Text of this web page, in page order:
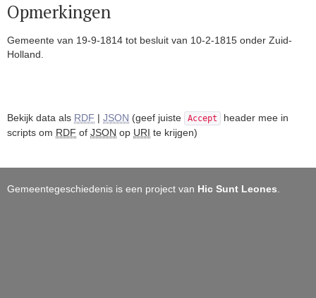
Opmerkingen
Gemeente van 19-9-1814 tot besluit van 10-2-1815 onder Zuid-
Holland.
Bekijk data als RDF | JSON (geef juiste Accept
header mee in
scripts om RDF of JSON op URI te krijgen)
Gemeentegeschiedenis is een project van Hic Sunt Leones